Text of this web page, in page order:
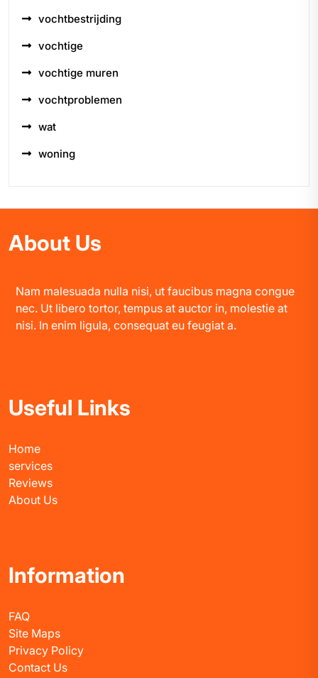
vochtbestrijding
vochtige
vochtige muren
vochtproblemen
wat
woning
About Us
Nam malesuada nulla nisi, ut faucibus magna congue
nec. Ut libero tortor, tempus at auctor in, molestie at
nisi. In enim ligula, consequat eu feugiat a.
Useful Links
Home
services
Reviews
About Us
Information
FAQ
Site Maps
Privacy Policy
Contact Us